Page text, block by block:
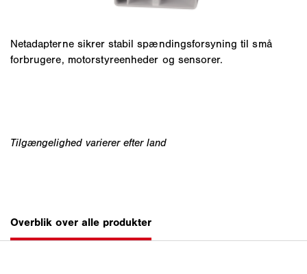
Netadapterne sikrer stabil spændingsforsyning til små
forbrugere, motorstyreenheder og sensorer.